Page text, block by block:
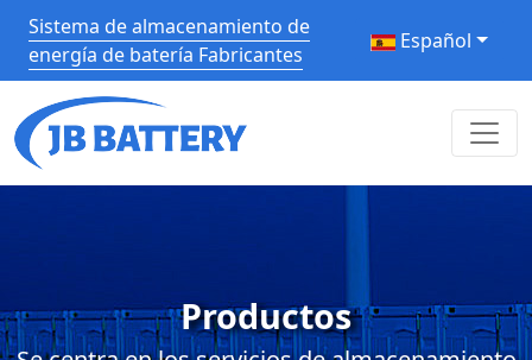
Sistema de almacenamiento de
energía de batería Fabricantes
Español
Productos